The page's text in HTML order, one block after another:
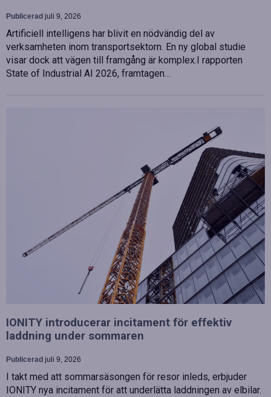
Publicerad juli 9, 2026
Artificiell intelligens har blivit en nödvändig del av
verksamheten inom transportsektorn. En ny global studie
visar dock att vägen till framgång är komplex.I rapporten
State of Industrial AI 2026, framtagen…
IONITY introducerar incitament för effektiv
laddning under sommaren
Publicerad juli 9, 2026
I takt med att sommarsäsongen för resor inleds, erbjuder
IONITY nya incitament för att underlätta laddningen av elbilar.